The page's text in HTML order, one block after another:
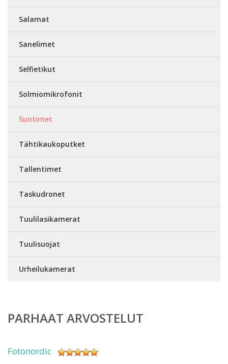
Salamat
Sanelimet
Selfietikut
Solmiomikrofonit
Suotimet
Tähtikaukoputket
Tallentimet
Taskudronet
Tuulilasikamerat
Tuulisuojat
Urheilukamerat
PARHAAT ARVOSTELUT
Fotonordic